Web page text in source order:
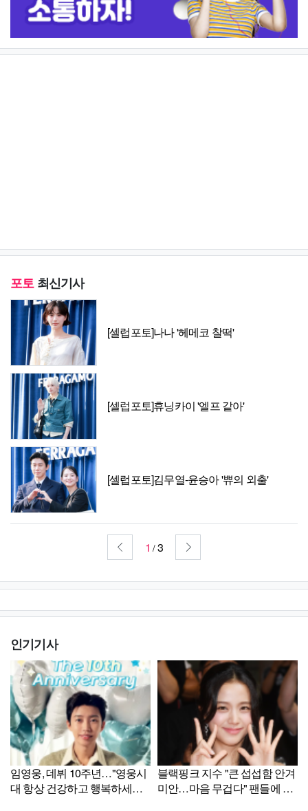
포토최신기사
[셀럽포토]나나 '헤메코 찰떡'
[셀럽포토]휴닝카이 '엘프 같아'
[셀럽포토]김무열-윤승아 '쀼의 외출'
1 /3
인기기사
임영웅, 데뷔 10주년…"영웅시
대 항상 건강하고 행복하세요"
블랙핑크 지수 "큰 섭섭함 안겨
미안…마음 무겁다" 팬들에 사